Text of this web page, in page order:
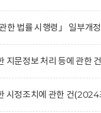
한 법률 시행령」 일부개
지문정보 처리 등에 관한 건
시정조치에 관한 건